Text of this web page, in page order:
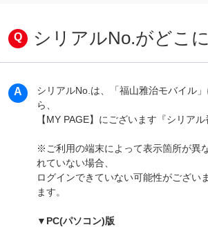
シリアルNo.がどこ
シリアルNo.は、「福山雅治モバイル
ら、
【MY PAGE】にございます『シリア
※ご利用の端末によって表示箇所が異
れていない場合、
ログインできていない可能性がござい
ます。
▼PC(パソコン)版